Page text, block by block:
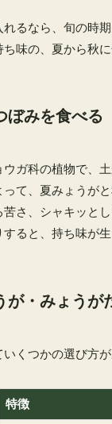
るなら、旬の時
味の、夏から秋
ぼみを食べる
ガ科の植物で、
って、夏みょうが
さ、シャキッと
ると、持ち味が生
が・みょうが
くつかの選び方が
特徴